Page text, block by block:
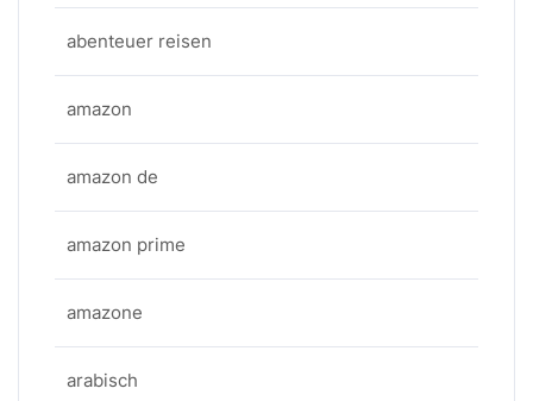
abenteuer reisen
amazon
amazon de
amazon prime
amazone
arabisch